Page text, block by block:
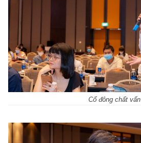
Cổ đông chất vấn